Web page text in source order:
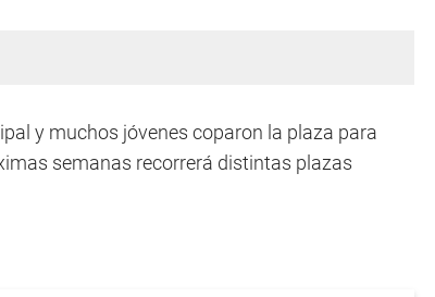
y muchos jóvenes coparon la plaza para
semanas recorrerá distintas plazas